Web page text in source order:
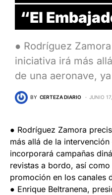
“El
● Rodríguez
iniciativa irá más
de una aeronave,
BY CERTEZA DIARIO JUNIO
● Rodríguez Zamora
más allá de la
incorporará campañas
revistas a bordo, así
promoción en los canales
● Enrique Beltranena,